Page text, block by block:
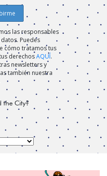
las responsables
Puedes
cómo tratamos tus
derechosAQUÍ.
newsletters y
también nuestra
the City?